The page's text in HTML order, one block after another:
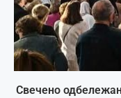
Свечено